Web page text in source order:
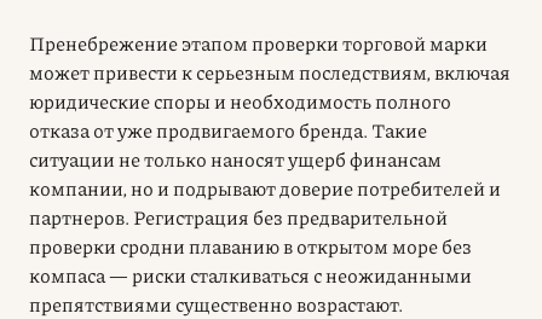
Пренебрежение этапомпроверки торговой марки
может привести к серьезным последствиям, включая
юридические споры и необходимость полного
отказа от уже продвигаемого бренда. Такие
ситуации не только наносят ущерб финансам
компании, но и подрывают доверие потребителей и
партнеров. Регистрация без предварительной
проверки сродни плаванию в открытом море без
компаса — риски сталкиваться с неожиданными
препятствиями существенно возрастают.